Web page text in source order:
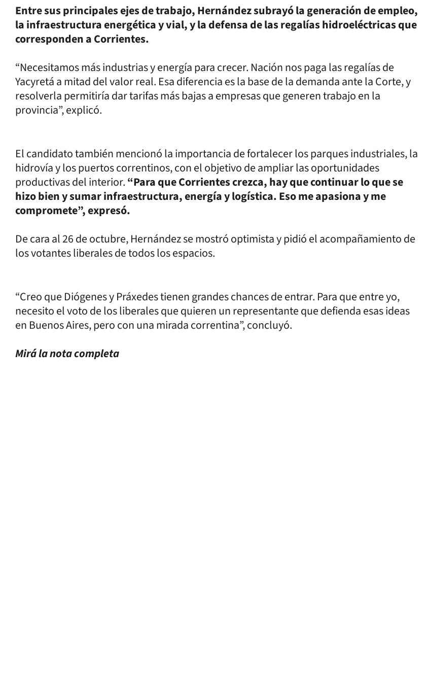
Entre sus principales ejes de trabajo, Hernández subrayó la generación de empleo,
la infraestructura energética y vial, y la defensa de las regalías hidroeléctricas que
corresponden a Corrientes.
“Necesitamos más industrias y energía para crecer. Nación nos paga las regalías de
Yacyretá a mitad del valor real. Esa diferencia es la base de la demanda ante la Corte, y
resolverla permitiría dar tarifas más bajas a empresas que generen trabajo en la
provincia”, explicó.
El candidato también mencionó la importancia de fortalecer los parques industriales, la
hidrovía y los puertos correntinos, con el objetivo de ampliar las oportunidades
productivas del interior.“Para que Corrientes crezca, hay que continuar lo que se
hizo bien y sumar infraestructura, energía y logística. Eso me apasiona y me
compromete”, expresó.
De cara al 26 de octubre, Hernández se mostró optimista y pidió el acompañamiento de
los votantes liberales de todos los espacios.
“Creo que Diógenes y Práxedes tienen grandes chances de entrar. Para que entre yo,
necesito el voto de los liberales que quieren un representante que defienda esas ideas
en Buenos Aires, pero con una mirada correntina”, concluyó.
Mirá la nota completa